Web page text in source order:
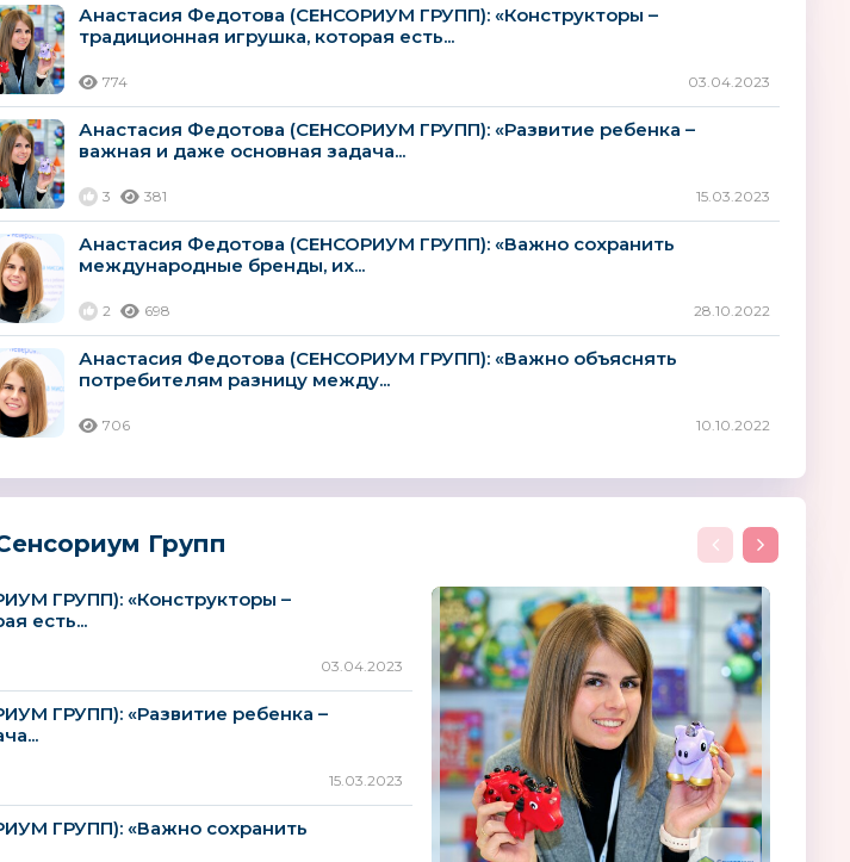
Orange Life
Владспортпром
MOUNTAIN BUGGY
Feretti
Италия
Tactic
UNID
Анастасия Федотова (СЕНСОРИУМ ГРУПП): «Конструкторы –
традиционная игрушка, которая есть...
774 03.04.2023
Анастасия Федотова (СЕНСОРИУМ ГРУПП): «Развитие ребенка –
важная и даже основная задача...
3 381 15.03.2023
Анастасия Федотова (СЕНСОРИУМ ГРУПП): «Важно сохранить
международные бренды, их...
2 698 28.10.2022
Анастасия Федотова (СЕНСОРИУМ ГРУПП): «Важно объяснять
потребителям разницу между...
706 10.10.2022
Групп
ГРУПП): «Конструкторы –
есть...
03.04.2023
ГРУПП): «Развитие ребенка –
15.03.2023
ГРУПП): «Важно сохранить